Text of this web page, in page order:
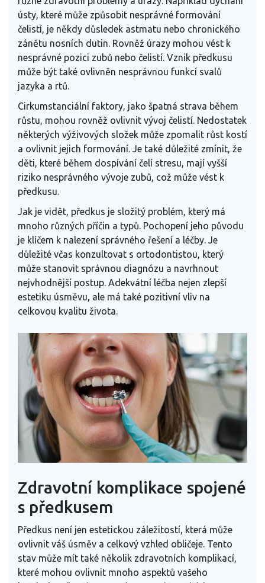
ústy, které může způsobit nesprávné formování
čelistí, je někdy důsledek astmatu nebo chronického
zánětu nosních dutin. Rovněž úrazy mohou vést k
nesprávné pozici zubů nebo čelistí. Vznik předkusu
může být také ovlivněn nesprávnou funkcí svalů
jazyka a rtů.
Cirkumstanciální faktory, jako špatná strava během
růstu, mohou rovněž ovlivnit vývoj čelistí. Nedostatek
některých výživových složek může zpomalit růst kostí
a ovlivnit jejich formování. Je také důležité zmínit, že
děti, které během dospívání čelí stresu, mají vyšší
riziko nesprávného vývoje zubů, což může vést k
předkusu.
Jak je vidět, předkus je složitý problém, který má
mnoho různých příčin a typů. Pochopení jeho původu
je klíčem k nalezení správného řešení a léčby. Je
důležité včas konzultovat s ortodontistou, který
může stanovit správnou diagnózu a navrhnout
nejvhodnější postup. Adekvátní léčba nejen zlepší
estetiku úsměvu, ale má také pozitivní vliv na
celkovou kvalitu života.
Zdravotní komplikace spojené
s předkusem
Předkus není jen estetickou záležitostí, která může
ovlivnit váš úsměv a celkový vzhled obličeje. Tento
stav může mít také několik zdravotních komplikací,
které mohou ovlivnit mnoho aspektů vašeho